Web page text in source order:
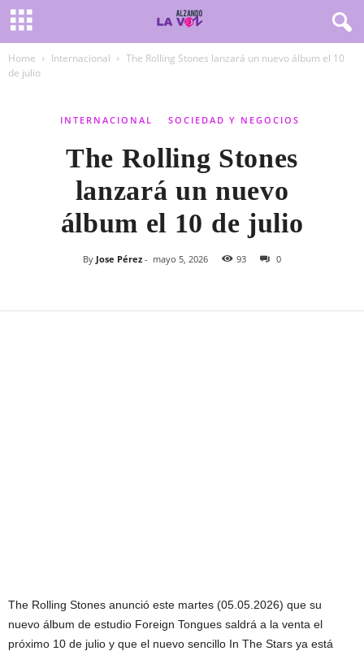
Home Internacional
The Rolling Stones lanzará un nuevo álbum el 10
de julio
INTERNACIONAL SOCIEDAD Y NEGOCIOS
The Rolling Stones
lanzará un nuevo
álbum el 10 de julio
By Jose Pérez - mayo 5, 2026 93 0
The Rolling Stones anunció este martes (05.05.2026) que su
nuevo álbum de estudio Foreign Tongues saldrá a la venta el
próximo 10 de julio y que el nuevo sencillo In The Stars ya está